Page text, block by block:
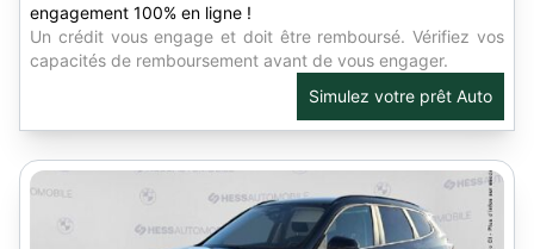
engagement 100% en ligne !
Un crédit vous engage et doit être remboursé. Vérifiez vos
capacités de remboursement avant de vous engager.
Simulez votre prêt Auto